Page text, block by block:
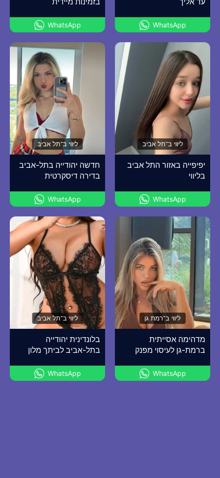
WhatsApp
WhatsApp
ליווי ב־תל אביב
יפיפייה באזור התל אביב
בליווי
WhatsApp
ליווי ב־תל אביב
חדשה יהודייה בתל-אביב
בדירה דיסקרטית
WhatsApp
ליווי ב־רמת גן
מדהימה אסייתית
ברמת-גן לעיסוי מפנק
WhatsApp
ליווי ב־תל אביב
בלונדינית יהודייה
בתל-אביב לביתך מלון
WhatsApp